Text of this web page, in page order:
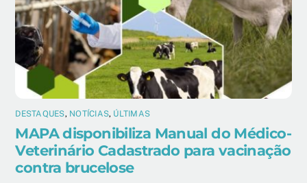
DESTAQUES, NOTÍCIAS, ÚLTIMAS
MAPA disponibiliza Manual do Médico-
Veterinário Cadastrado para vacinação
contra brucelose